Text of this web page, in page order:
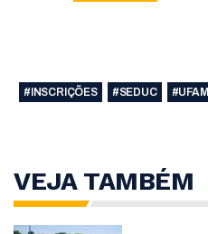
#INSCRIÇÕES #SEDUC #UFAM
VEJA TAMBÉM